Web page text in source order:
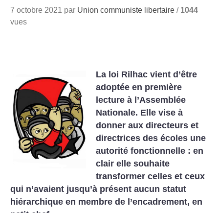
7 octobre 2021 par Union communiste libertaire / 1044
vues
La loi Rilhac vient d’être
adoptée en première
lecture à l’Assemblée
Nationale. Elle vise à
donner aux directeurs et
directrices des écoles une
autorité fonctionnelle : en
clair elle souhaite
transformer celles et ceux
qui n’avaient jusqu’à présent aucun statut
hiérarchique en membre de l’encadrement, en